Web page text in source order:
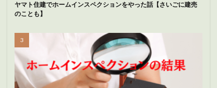
ヤマト住建でホームインスペクションをやった話【さいごに建売
のことも】